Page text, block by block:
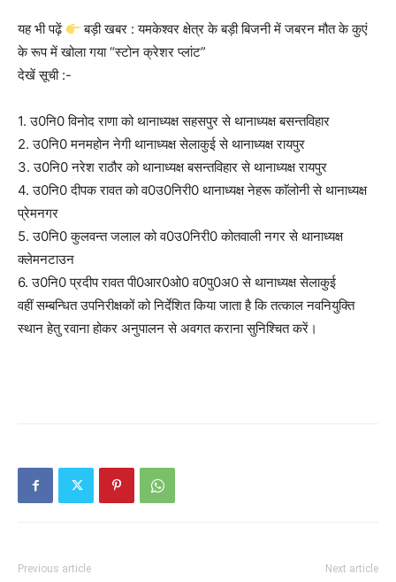
यह भी पढ़ें
बड़ी खबर : यमकेश्वर क्षेत्र के बड़ी बिजनी में जबरन मौत के कुएं
के रूप में खोला गया “स्टोन क्रेशर प्लांट”
देखें सूची :-
1. उ0नि0 विनोद राणा को थानाध्यक्ष सहसपुर से थानाध्यक्ष बसन्तविहार
2. उ0नि0 मनमहोन नेगी थानाध्यक्ष सेलाकुई से थानाध्यक्ष रायपुर
3. उ0नि0 नरेश राठौर को थानाध्यक्ष बसन्तविहार से थानाध्यक्ष रायपुर
4. उ0नि0 दीपक रावत को व0उ0निरी0 थानाध्यक्ष नेहरू काॅलोनी से थानाध्यक्ष
प्रेमनगर
5. उ0नि0 कुलवन्त जलाल को व0उ0निरी0 कोतवाली नगर से थानाध्यक्ष
क्लेमनटाउन
6. उ0नि0 प्रदीप रावत पी0आर0ओ0 व0पु0अ0 से थानाध्यक्ष सेलाकुई
वहीं सम्बन्धित उपनिरीक्षकों को निर्देशित किया जाता है कि तत्काल नवनियुक्ति
स्थान हेतु रवाना होकर अनुपालन से अवगत कराना सुनिश्चित करें।
Previous article Next article